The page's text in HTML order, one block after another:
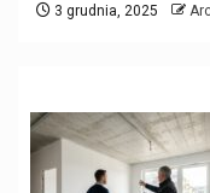
3 grudnia, 2025